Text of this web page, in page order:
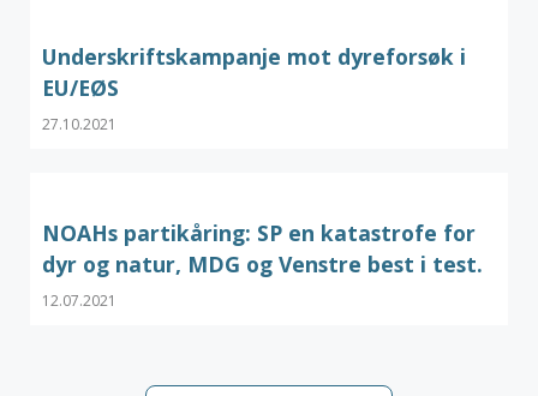
Underskriftskampanje mot dyreforsøk i
EU/EØS
27.10.2021
NOAHs partikåring: SP en katastrofe for
dyr og natur, MDG og Venstre best i test.
12.07.2021